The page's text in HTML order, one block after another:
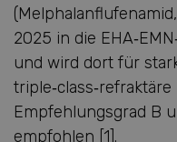
2025 in die
und wird dort für
Empfehlungsgrad B
empfohlen [1].